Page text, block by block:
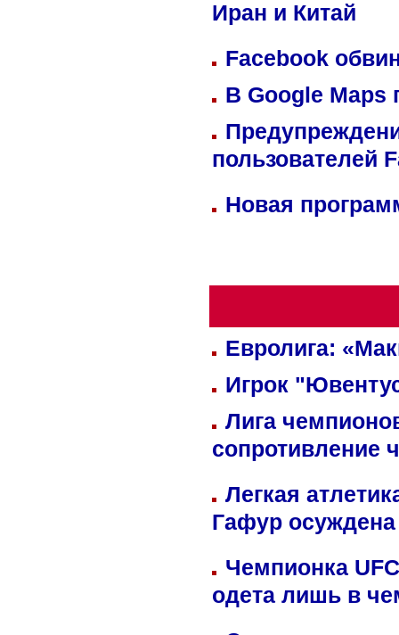
Иран и Китай
Facebook
В Google Maps
пользователей
Новая
Евролига:
Игрок
Лига
сопротивление
Легкая
Гафур осуждена
Чемпионка
одета лишь в